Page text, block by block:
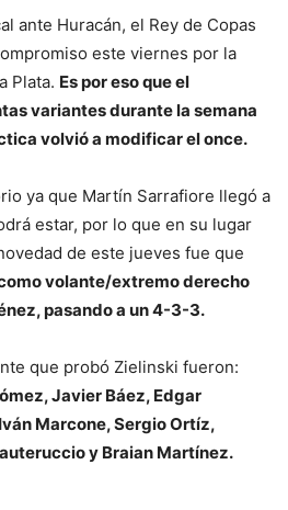
ante Huracán, el Rey de Copas
este viernes por la
Plata. Es por eso que el
variantes durante la semana
volvió a modificar el once.
ya que Martín Sarrafiore llegó a
estar, por lo que en su lugar
de este jueves fue que
volante/extremo derecho
pasando a un 4-3-3.
que probó Zielinski fueron:
Javier Báez, Edgar
Marcone, Sergio Ortíz,
y Braian Martínez.